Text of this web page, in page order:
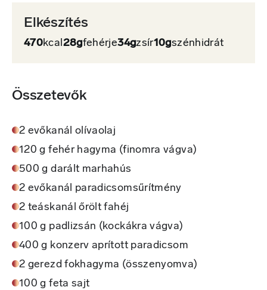
Elkészítés
470kcal 28gfehérje34gzsír10gszénhidrát
Összetevők
2 evőkanál olívaolaj
120 g fehér hagyma (finomra vágva)
500 g darált marhahús
2 evőkanál paradicsomsűrítmény
2 teáskanál őrölt fahéj
100 g padlizsán (kockákra vágva)
400 g konzerv aprított paradicsom
2 gerezd fokhagyma (összenyomva)
100 g feta sajt